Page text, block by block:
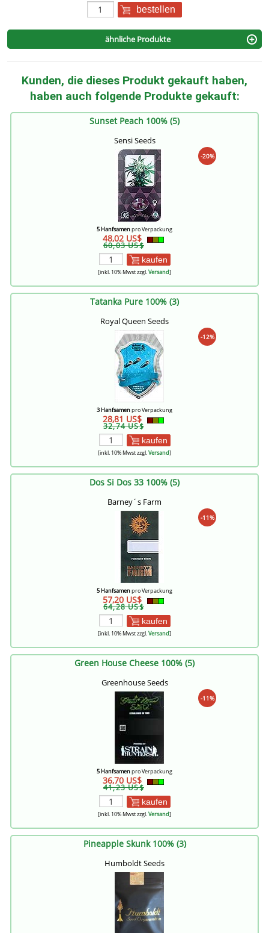
bestellen
ähnliche Produkte
Kunden, die dieses Produkt gekauft haben,
haben auch folgende Produkte gekauft:
Sunset Peach 100% (5)
Sensi Seeds
-20%
5 Hanfsamenpro Verpackung
48,02 US$
60,03 US$
kaufen
[inkl. 10% Mwst zzgl.Versand]
Tatanka Pure 100% (3)
Royal Queen Seeds
-12%
3 Hanfsamenpro Verpackung
28,81 US$
32,74 US$
kaufen
[inkl. 10% Mwst zzgl.Versand]
Dos Si Dos 33 100% (5)
Barney´s Farm
-11%
5 Hanfsamenpro Verpackung
57,20 US$
64,28 US$
kaufen
[inkl. 10% Mwst zzgl.Versand]
Green House Cheese 100% (5)
Greenhouse Seeds
-11%
5 Hanfsamenpro Verpackung
36,70 US$
41,23 US$
kaufen
[inkl. 10% Mwst zzgl.Versand]
Pineapple Skunk 100% (3)
Humboldt Seeds